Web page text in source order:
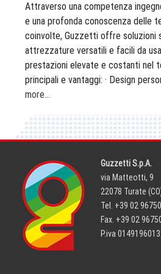
Attraverso una competenza
e una profonda conoscenza delle
coinvolte, Guzzetti offre soluzioni
attrezzature versatili e facili da
prestazioni elevate e costanti nel
principali e vantaggi: · Design
more…
Guzzetti S.p.A.
via Matteotti, 9
22078 Turate
Tel. +39 02
Fax. +39 02
P.iva